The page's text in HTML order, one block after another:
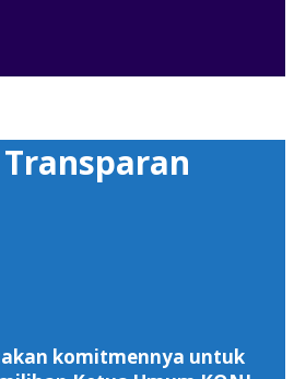
komitmennya untuk